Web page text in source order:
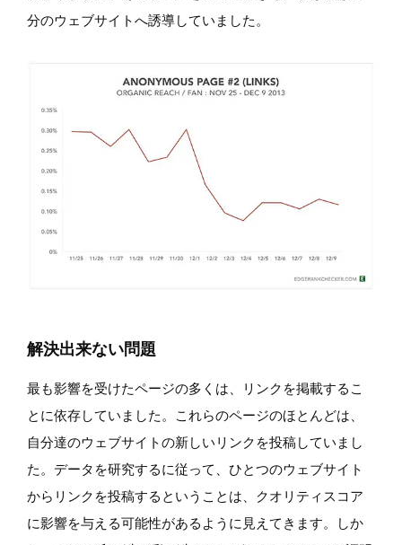
分のウェブサイトへ誘導していました。
解決出来ない問題
最も影響を受けたページの多くは、リンクを掲載するこ
とに依存していました。これらのページのほとんどは、
自分達のウェブサイトの新しいリンクを投稿していまし
た。データを研究するに従って、ひとつのウェブサイト
からリンクを投稿するということは、クオリティスコア
に影響を与える可能性があるように見えてきます。しか